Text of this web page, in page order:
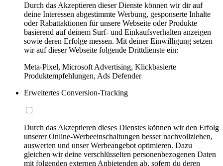
Durch das Akzeptieren dieser Dienste können wir dir auf
deine Interessen abgestimmte Werbung, gesponserte Inhalte
oder Rabattaktionen für unsere Webseite oder Produkte
basierend auf deinem Surf- und Einkaufsverhalten anzeigen
sowie deren Erfolge messen. Mit deiner Einwilligung setzen
wir auf dieser Webseite folgende Drittdienste ein:
Meta-Pixel, Microsoft Advertising, Klickbasierte
Produktempfehlungen, Ads Defender
Erweitertes Conversion-Tracking
Durch das Akzeptieren dieses Dienstes können wir den Erfolg
unserer Online-Werbeeinschaltungen besser nachvollziehen,
auswerten und unser Werbeangebot optimieren. Dazu
gleichen wir deine verschlüsselten personenbezogenen Daten
mit folgenden externen Anbietenden ab, sofern du deren